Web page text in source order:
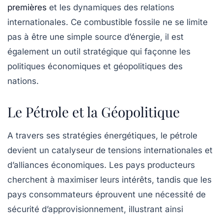
premières et les dynamiques des relations
internationales. Ce combustible fossile ne se limite
pas à être une simple source d’énergie, il est
également un outil stratégique qui façonne les
politiques économiques et géopolitiques des
nations.
Le Pétrole et la Géopolitique
A travers ses stratégies énergétiques, le pétrole
devient un catalyseur de tensions internationales et
d’alliances économiques. Les pays producteurs
cherchent à maximiser leurs intérêts, tandis que les
pays consommateurs éprouvent une nécessité de
sécurité d’approvisionnement, illustrant ainsi